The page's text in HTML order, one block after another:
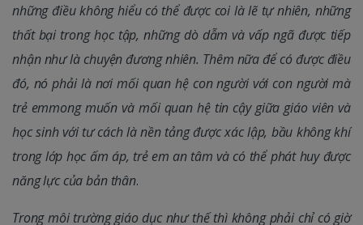
những điều không hiểu có thể được coi là lẽ tự nhiên, những
thất bại trong học tập, những dò dẫm và vấp ngã được tiếp
nhận như là chuyện đương nhiên. Thêm nữa để có được điều
đó, nó phải là nơi mối quan hệ con người với con người mà
trẻ emmong muốn và mối quan hệ tin cậy giữa giáo viên và
học sinh với tư cách là nền tảng được xác lập, bầu không khí
trong lớp học ấm áp, trẻ em an tâm và có thể phát huy được
năng lực của bản thân.
Trong môi trường giáo dục như thế thì không phải chỉ có giờ